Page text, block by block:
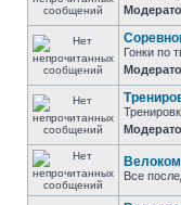
Гонки по
Все